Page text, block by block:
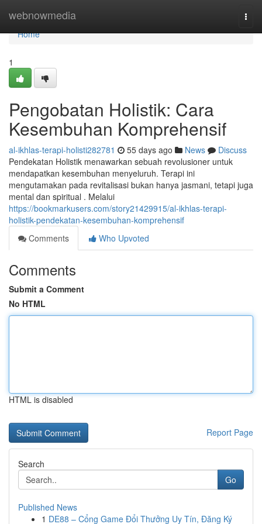
webnowmedia
Home
Home
1
Pengobatan Holistik: Cara
Kesembuhan Komprehensif
al-ikhlas-terapi-holisti282781 55 days ago News
Discuss
Pendekatan Holistik menawarkan sebuah revolusioner untuk
mendapatkan kesembuhan menyeluruh. Terapi ini
mengutamakan pada revitalisasi bukan hanya jasmani, tetapi juga
mental dan spiritual . Melalui
https://bookmarkusers.com/story21429915/al-ikhlas-terapi-
holistik-pendekatan-kesembuhan-komprehensif
Comments
Who Upvoted
Comments
Submit a Comment
No HTML
HTML is disabled
Report Page
Search
Go
Published News
1 DE88 – Cổng Game Đổi Thưởng Uy Tín, Đăng Ký